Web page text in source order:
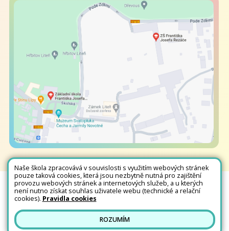
Všechna práva vyhrazena. Copyright © 2026 |Mapa stránek|Kontakty
Přihlásit|Prohlášení o přístupnosti
Naše škola zpracovává v souvislosti s využitím webových stránek
pouze taková cookies, která jsou nezbytně nutná pro zajištění
provozu webových stránek a internetových služeb, a u kterých
není nutno získat souhlas uživatele webu (technické a relační
cookies). Pravidla cookies
ROZUMÍM